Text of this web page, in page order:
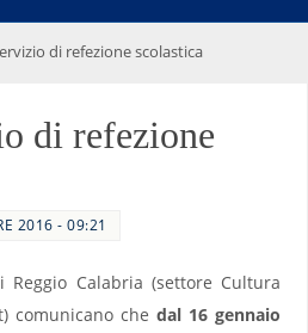
di refezione scolastica
di refezione
2016 - 09:21
Calabria (settore Cultura
comunicano chedal 16 gennaio